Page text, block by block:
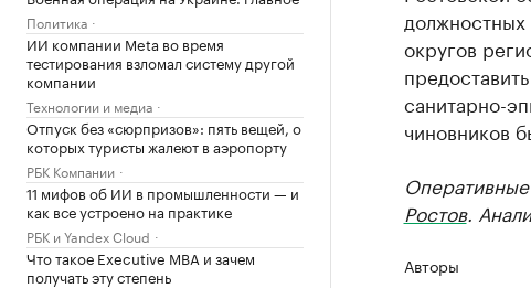
Политика
ИИ компании Meta во время
тестирования взломал систему другой
компании
Технологии и медиа
Отпуск без «сюрпризов»: пять вещей, о
которых туристы жалеют в аэропорту
РБК Компании
11 мифов об ИИ в промышленности — и
как все устроено на практике
РБК и Yandex Cloud
Что такое Executive MBA и зачем
получать эту степень
округов
санитарно-
чиновников
Ростов.
Авторы